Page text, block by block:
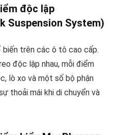
độc lập
Suspension System)
trên các ô tô cao cấp.
độc lập nhau, mỗi điểm
lò xo và một số bộ phận
thoải mái khi di chuyển và